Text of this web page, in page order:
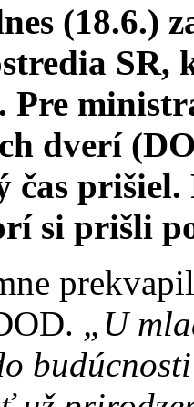
(18.6.)
Pre
dverí
čas
si prišli
„U